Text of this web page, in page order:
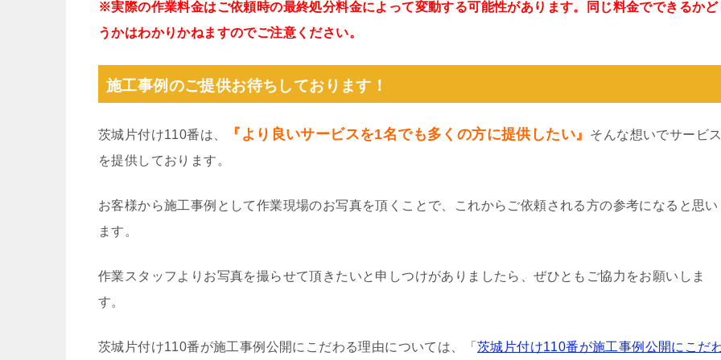
※実際の作業料金はご依頼時の最終処分料金によって変動する可能性があります。同じ料金でできるかど
うかはわかりかねますのでご注意ください。
施工事例のご提供お待ちしております！
茨城片付け110番は、 『より良いサービスを1名でも多くの方に提供したい』
そんな想いでサービ
を提供しております。
お客様から施工事例として作業現場のお写真を頂くことで、これからご依頼される方の参考になると思い
ます。
作業スタッフよりお写真を撮らせて頂きたいと申しつけがありましたら、ぜひともご協力をお願いしま
す。
茨城片付け110番が施工事例公開にこだわる理由については、「 茨城片付け110番が施工事例公開にこだ